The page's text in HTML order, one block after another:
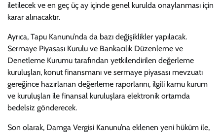
iletilecek ve en geç üç ay içinde genel kurulda onaylanması için
karar alınacaktır.
Ayrıca, Tapu Kanunu’nda da bazı değişiklikler yapılacak.
Sermaye Piyasası Kurulu ve Bankacılık Düzenleme ve
Denetleme Kurumu tarafından yetkilendirilen değerleme
kuruluşları, konut finansmanı ve sermaye piyasası mevzuatı
gereğince hazırlanan değerleme raporlarını, ilgili kamu kurum
ve kuruluşları ile finansal kuruluşlara elektronik ortamda
bedelsiz gönderecek.
Son olarak, Damga Vergisi Kanunu’na eklenen yeni hüküm ile,